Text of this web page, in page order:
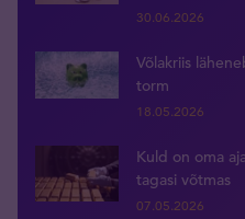
30.06.2026
Võlakriis
torm
18.05.2026
Kuld on oma
tagasi võtmas
07.05.2026